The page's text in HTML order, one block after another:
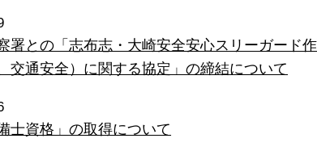
署との「志布志・大崎安全安心スリーガード
交通安全）に関する協定」の締結について
士資格」の取得について